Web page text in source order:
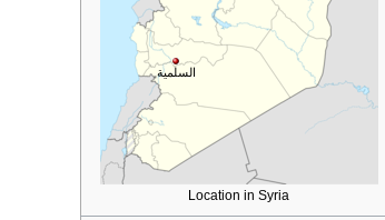
السلمية
Location in Syria